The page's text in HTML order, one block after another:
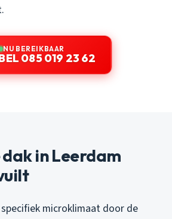
NU BEREIKBAAR
085 019 23 62
in Leerdam
microklimaat door de